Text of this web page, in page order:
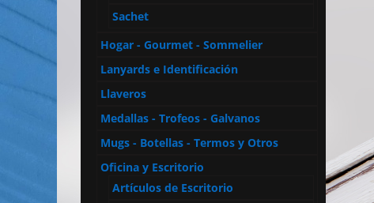
Sachet
Hogar - Gourmet - Sommelier
Lanyards e Identificación
Llaveros
Medallas - Trofeos - Galvanos
Mugs - Botellas - Termos y Otros
Oficina y Escritorio
Artículos de Escritorio